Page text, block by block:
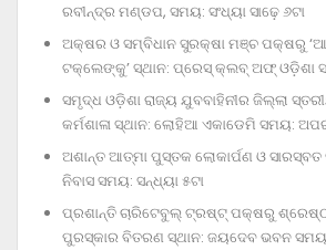
ରବୀନ୍ଦ୍ର ମଣ୍ଡପ, ସମୟ: ସଂଧ୍ୟା ସାଢ଼େ ୬ଟା
ଅକ୍ଷର ଓ ସମ୍ବିଧାନ ସୁରକ୍ଷା ମଞ୍ଚ ପକ୍ଷରୁ
ଟକ୍‌ଲେଙ୍କୁ’ ସ୍ଥାନ: ପ୍ରେସ୍‌ କ୍ଲବ୍‌ ଅଫ୍‌ ଓଡ଼ିଶା
ସମୃଦ୍ଧ ଓଡ଼ିଶା ରାଜ୍ୟ ଯୁବବାହିନୀର ଜିଲ୍ଲା
କର୍ମଶାଳା ସ୍ଥାନ: ଲୋହିଆ ଏକାଡେମି ସମୟ:
ଅଶାନ୍ତ ଆତ୍ମା ପୁସ୍ତକ ଲୋକାର୍ପଣ ଓ ସାରସ୍ବତ
ନିବାସ ସମୟ: ସନ୍ଧ୍ୟା ୫ଟା
ପ୍ରଶାନ୍ତି ଚାରିଟେବୁଲ୍‌ ଟ୍ରଷ୍ଟ୍‌ ପକ୍ଷରୁ
ପୁରସ୍କାର ବିତରଣ ସ୍ଥାନ: ଜୟଦେବ ଭବନ ସମୟ: